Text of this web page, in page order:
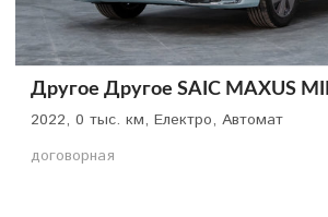
Другое Другое SAIC MAXUS
2022, 0 тыс. км, Електро, Автомат
договорная